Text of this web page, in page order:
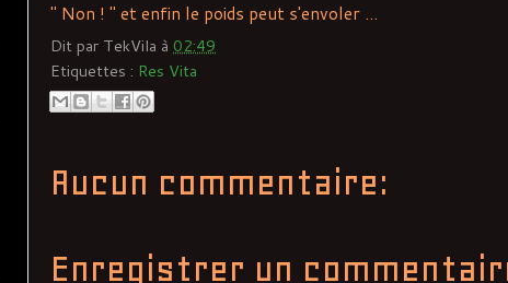
" Non ! " et enfin le poids peut s'envoler ...
Dit par TekVila à 02:49
Etiquettes : Res Vita
Aucun commentaire:
Enregistrer un